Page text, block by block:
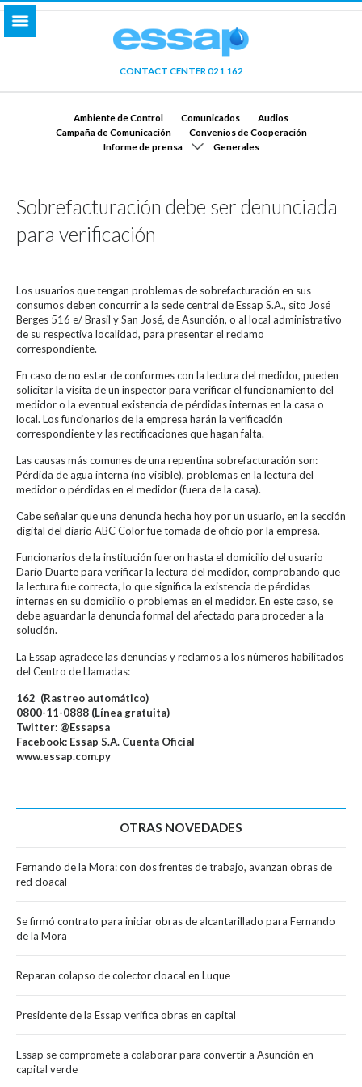
CONTACT CENTER 021 162
Ambiente de Control Comunicados
Audios
Campaña de Comunicación
Convenios de Cooperación
Informe de prensa
Generales
Sobrefacturación debe ser denunciada
para verificación
Los usuarios que tengan problemas de sobrefacturación en sus
consumos deben concurrir a la sede central de Essap S.A., sito José
Berges 516 e/ Brasil y San José, de Asunción, o al local administrativo
de su respectiva localidad, para presentar el reclamo
correspondiente.
En caso de no estar de conformes con la lectura del medidor, pueden
solicitar la visita de un inspector para verificar el funcionamiento del
medidor o la eventual existencia de pérdidas internas en la casa o
local. Los funcionarios de la empresa harán la verificación
correspondiente y las rectificaciones que hagan falta.
Las causas más comunes de una repentina sobrefacturación son:
Pérdida de agua interna (no visible), problemas en la lectura del
medidor o pérdidas en el medidor (fuera de la casa).
Cabe señalar que una denuncia hecha hoy por un usuario, en la sección
digital del diario ABC Color fue tomada de oficio por la empresa.
Funcionarios de la institución fueron hasta el domicilio del usuario
Darío Duarte para verificar la lectura del medidor, comprobando que
la lectura fue correcta, lo que significa la existencia de pérdidas
internas en su domicilio o problemas en el medidor. En este caso, se
debe aguardar la denuncia formal del afectado para proceder a la
solución.
La Essap agradece las denuncias y reclamos a los números habilitados
del Centro de Llamadas:
162 (Rastreo automático)
0800-11-0888 (Línea gratuita)
Twitter: @Essapsa
Facebook: Essap S.A. Cuenta Oficial
www.essap.com.py
OTRAS NOVEDADES
Fernando de la Mora: con dos frentes de trabajo, avanzan obras de
red cloacal
Se firmó contrato para iniciar obras de alcantarillado para Fernando
de la Mora
Reparan colapso de colector cloacal en Luque
Presidente de la Essap verifica obras en capital
Essap se compromete a colaborar para convertir a Asunción en
capital verde